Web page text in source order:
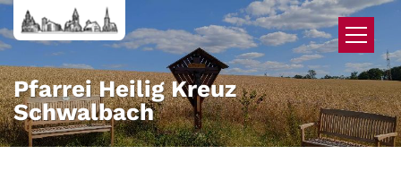
Zum Inhalt springen
Pfarrei Heilig Kreuz
Schwalbach